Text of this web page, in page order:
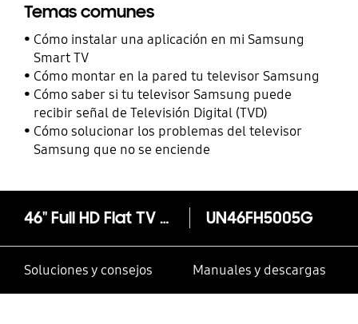
Temas comunes
Cómo instalar una aplicación en mi Samsung
Smart TV
Cómo montar en la pared tu televisor Samsung
Cómo saber si tu televisor Samsung puede
recibir señal de Televisión Digital (TVD)
Cómo solucionar los problemas del televisor
Samsung que no se enciende
46" Full HD Flat TV FH5005 Series 5 UN46FH5005G
Soluciones y consejos Manuales y descargas